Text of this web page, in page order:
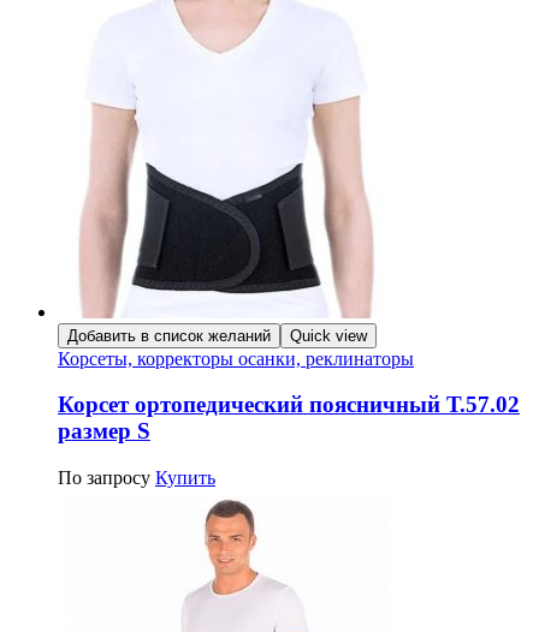
Добавить в список желаний Quick view
Корсеты, корректоры осанки, реклинаторы
Корсет ортопедический поясничный Т.57.02
размер S
По запросу Купить